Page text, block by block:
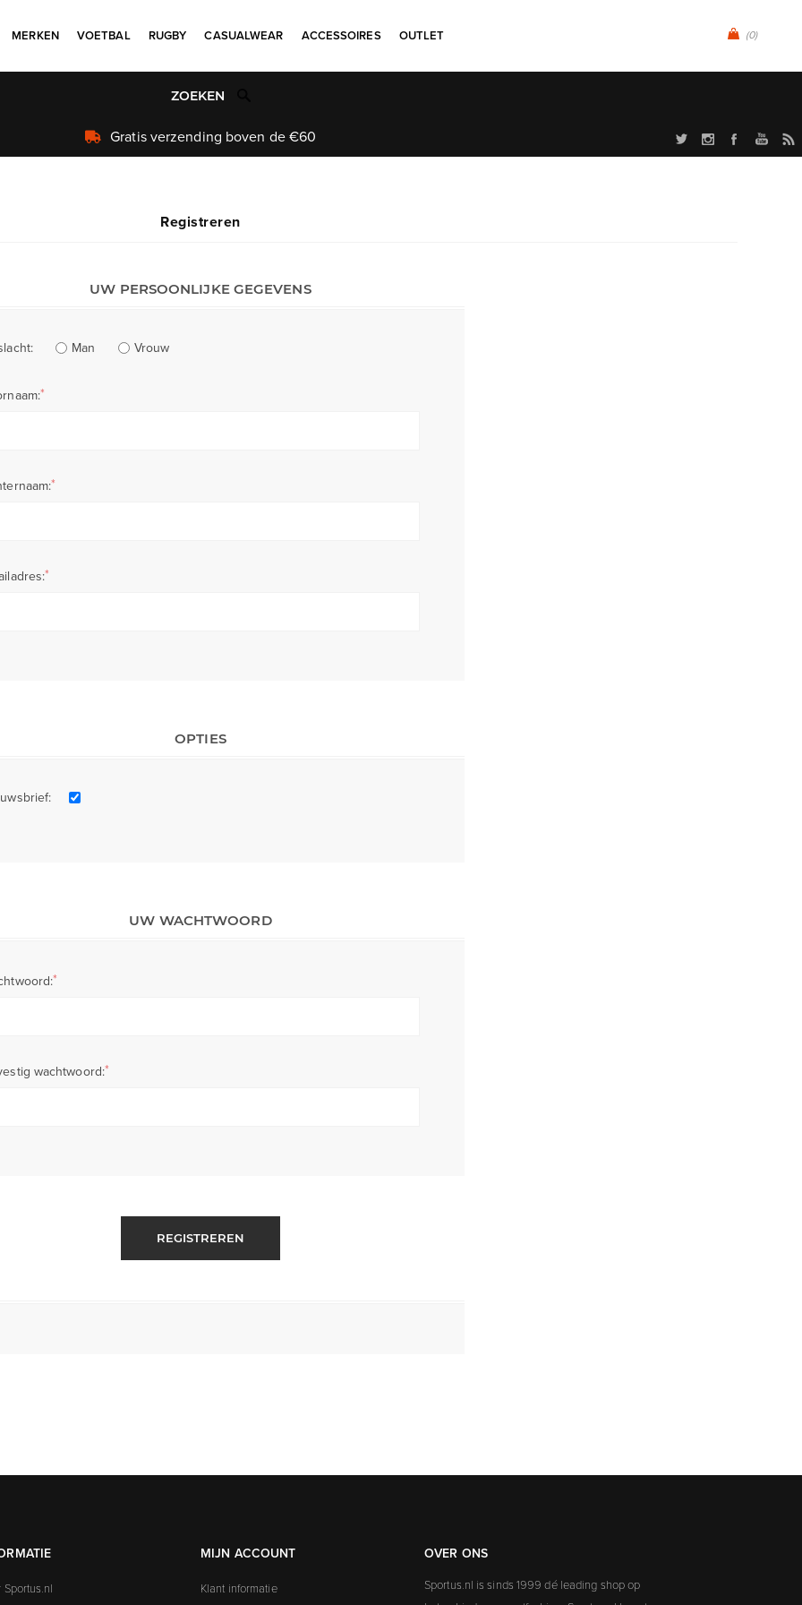
(0)
MERKEN VOETBAL RUGBY CASUALWEAR ACCESSOIRES OUTLET
Gratis verzending boven de €60
Registreren
UW PERSOONLIJKE GEGEVENS
Man Vrouw
*
*
*
OPTIES
UW WACHTWOORD
*
wachtwoord:*
REGISTREREN
Sportus.nl
MIJN ACCOUNT
Klant informatie
OVER ONS
Sportus.nl is sinds 1999 dé leading shop op